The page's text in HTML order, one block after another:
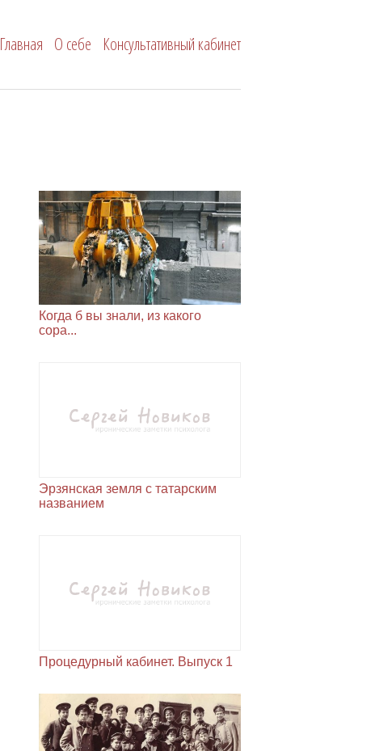
Главная О себе Консультативный кабинет
Когда б вы знали, из какого
сора...
Эрзянская земля с татарским
названием
Процедурный кабинет. Выпуск 1